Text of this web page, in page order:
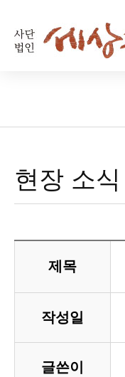
현장 소식
제목
작성일
글쓴이